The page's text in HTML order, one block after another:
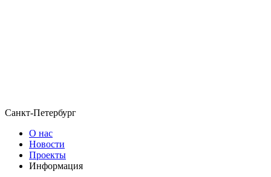
Санкт-Петербург
О нас
Новости
Проекты
Информация